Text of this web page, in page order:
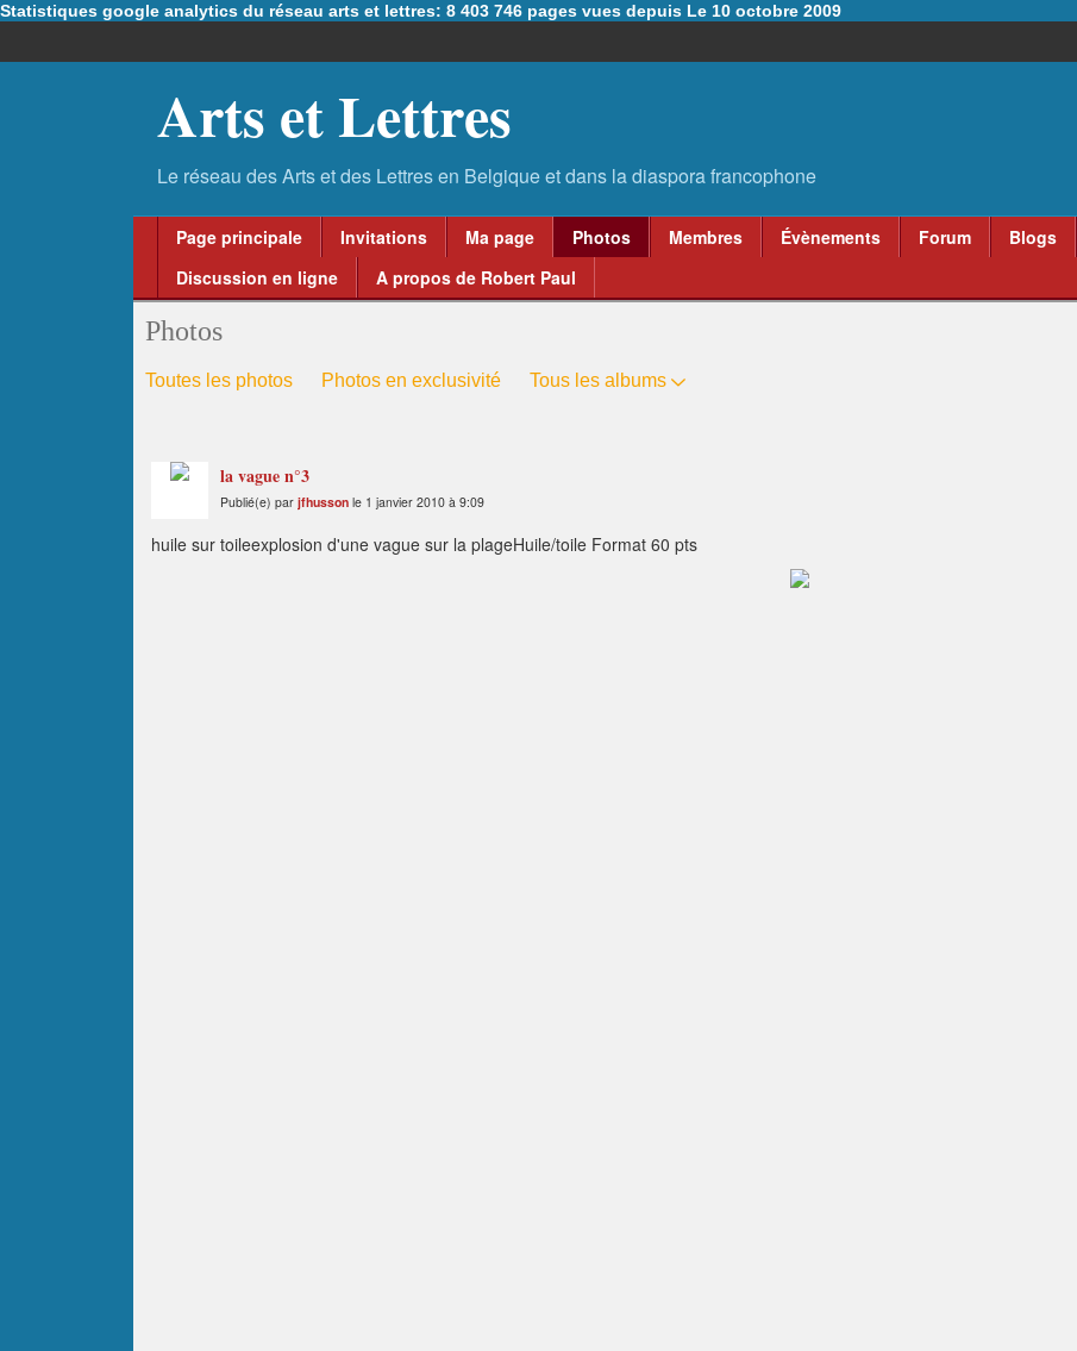
Statistiques google analytics du réseau arts et lettres: 8 403 746 pages vues depuis Le 10 octobre 2009
Arts et Lettres
Page principale Invitations Ma page Photos Membres Évènements Forum Blogs
Discussion en ligne
A propos de Robert Paul
Photos
Toutes les photos Photos en exclusivité Tous les albums
la vague n°3
Publié(e) par jfhusson le 1 janvier 2010 à 9:09
huile sur toileexplosion d'une vague sur la plageHuile/toile Format 60 pts